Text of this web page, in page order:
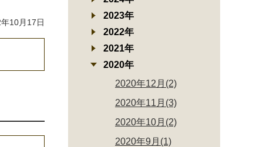
10月17日
2023年
2022年
2021年
2020年
2020年12月(2)
2020年11月(3)
2020年10月(2)
2020年9月(1)